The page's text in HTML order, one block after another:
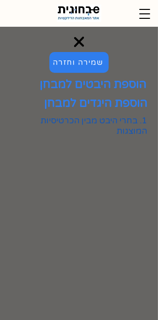
שמירה וחזרה
הוספת היבטים למבחן
הוספת היגדים למבחן
1. בחרי היבט מבין הכרטיסיות
המוצגות